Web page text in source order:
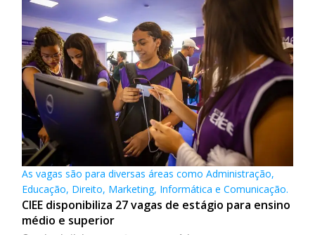
As vagas são para diversas áreas como Administração,
Educação, Direito, Marketing, Informática e Comunicação.
CIEE disponibiliza 27 vagas de estágio para ensino
médio e superior